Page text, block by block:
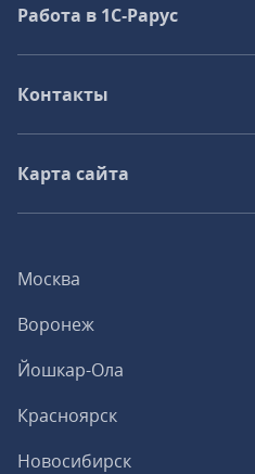
Москва
Воронеж
Йошкар-Ола
Красноярск
Новосибирск
Работа в 1С‑Рарус
Контакты
Карта сайта